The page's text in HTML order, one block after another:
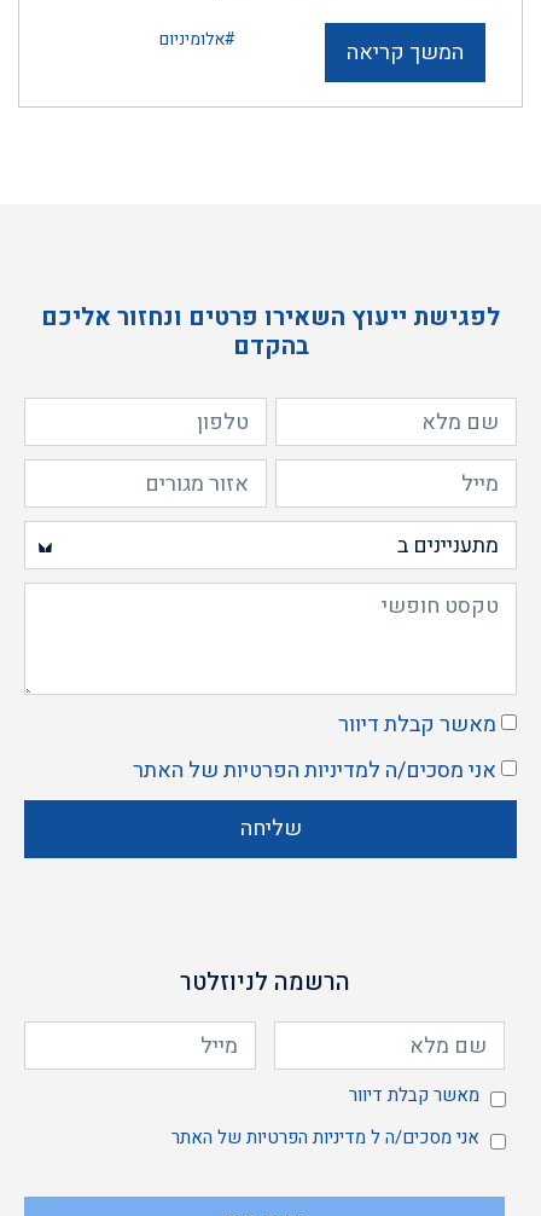
המשך קריאה #אלומיניום
לפגישת ייעוץ השאירו פרטים ונחזור אליכם
בהקדם
מאשר קבלת דיוור
אני מסכים/ה למדיניות הפרטיותשל האתר
שליחה
הרשמה לניוזלטר
מאשר
מאשר קבלת דיוור
אני מסכים/ה ל מדיניות הפרטיות של האתר